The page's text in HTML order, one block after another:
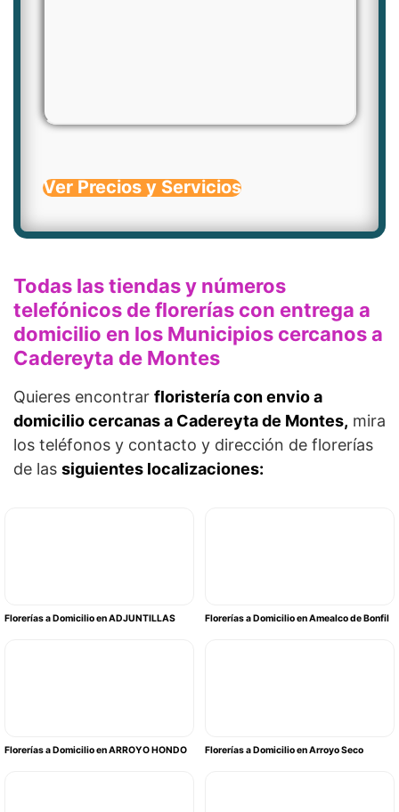
Ver Precios y Servicios
Todas las tiendas y números
telefónicos de florerías con entrega a
domicilio en los Municipios cercanos a
Cadereyta de Montes
Quieres encontrar floristería con envio a
domicilio cercanas a Cadereyta de Montes, mira
los teléfonos y contacto y dirección de florerías
de las siguientes localizaciones:
Florerías a Domicilio en ADJUNTILLAS Florerías a Domicilio en Amealco de Bonfil
Florerías a Domicilio en ARROYO HONDO Florerías a Domicilio en Arroyo Seco